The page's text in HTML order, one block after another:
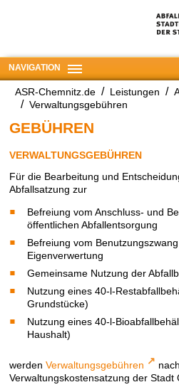
NAVIGATION
ASR-Chemnitz.de Leistungen
Verwaltungsgebühren
GEBÜHREN
VERWALTUNGSGEBÜHREN
Für die Bearbeitung und
Abfallsatzung zur
Befreiung vom Anschluss- und
öffentlichen Abfallentsorgung
Befreiung vom
Eigenverwertung
Gemeinsame Nutzung der
Nutzung eines 40-l-
Grundstücke)
Nutzung eines 40-l-
Haushalt)
werdenVerwaltungsgebühren
Verwaltungskostensatzung der Stadt